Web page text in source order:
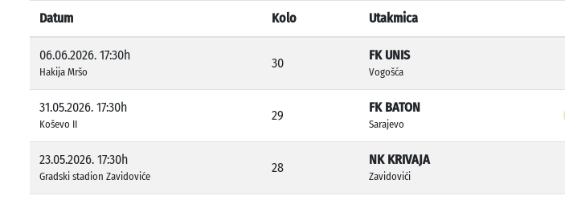
Datum Kolo Utakmica
06.06.2026. 17:30h
Hakija Mršo
30
FK UNIS
Vogošća
31.05.2026. 17:30h
Koševo II
29
FK BATON
Sarajevo
23.05.2026. 17:30h
Gradski stadion Zavidoviće
28
NK KRIVAJA
Zavidovići